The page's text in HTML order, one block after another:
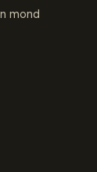
mond